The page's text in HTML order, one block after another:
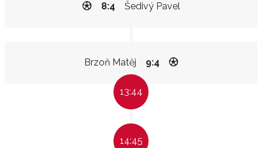
Šedivý Pavel
8:4
Brzoň Matěj 9:4
13:44
14:45